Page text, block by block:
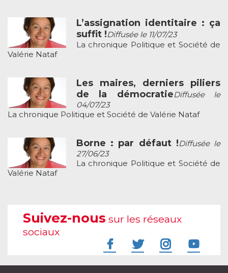
L’assignation identitaire : ça
suffit !Diffusée le 11/07/23
La chronique Politique et Société de
Valérie Nataf
Les maires, derniers piliers
de la démocratieDiffusée le
04/07/23
La chronique Politique et Société de Valérie Nataf
Borne : par défaut !Diffusée le
27/06/23
La chronique Politique et Société de
Valérie Nataf
Suivez-nous sur les réseaux
sociaux